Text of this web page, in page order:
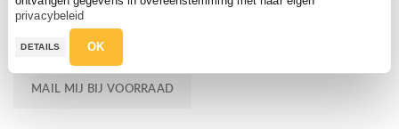
Disney Minnie Mouse Sweetest Little Thing
€
Disney Minnie Mouse Sweetest Little Thing
€
MAIL MIJ BIJ VOORRAAD
privacybeleid
DETAILS OK